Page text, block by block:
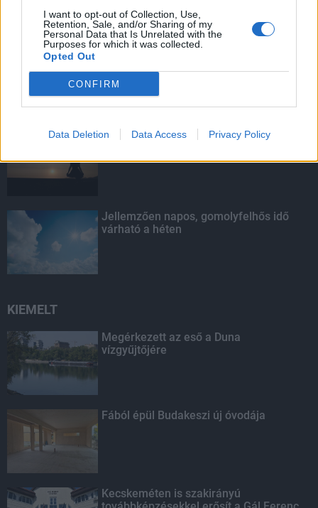
I want to opt-out of Collection, Use,
Retention, Sale, and/or Sharing of my
Personal Data that Is Unrelated with the
Purposes for which it was collected.
Opted Out
CONFIRM
Data Deletion Data Access Privacy Policy
LEGOLVASOTTABB
Tizenöt hegedűkészítő-mester mutatja
be munkáját Budán
Amire többmillióan vártunk: szombattól
Jellemzően napos, gomolyfelhős idő
várható a héten
KIEMELT
Megérkezett az eső a Duna
vízgyűjtőjére
Fából épül Budakeszi új óvodája
Kecskeméten is szakirányú